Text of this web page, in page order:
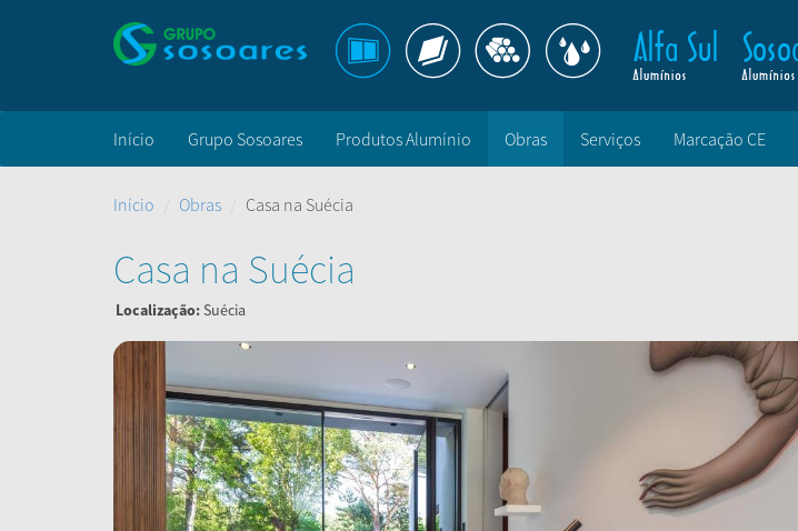
Início Grupo Sosoares Produtos Alumínio Obras Serviços Marcação CE
Início Obras Casa na Suécia
Casa na Suécia
Localização:Suécia